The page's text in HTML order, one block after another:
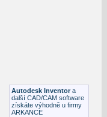
Autodesk Inventor a
další CAD/CAM software
získáte výhodně u firmy
ARKANCE